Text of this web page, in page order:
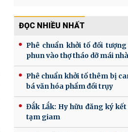
ĐỌC NHIỀU NHẤT
Phê chuẩn khởi tố đối
phun vào thợ tháo dỡ mái nhà
Phê chuẩn khởi tố thêm bị
bá văn hóa phẩm đồi trụy
Đắk Lắk: Hy hữu đăng ký
tạm giam